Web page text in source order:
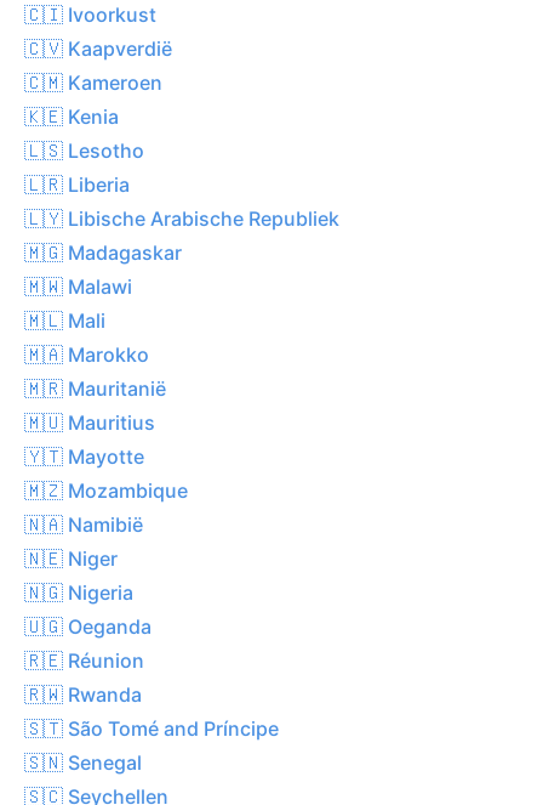
🇨🇮 Ivoorkust
🇨🇻 Kaapverdië
🇨🇲 Kameroen
🇰🇪 Kenia
🇱🇸 Lesotho
🇱🇷 Liberia
🇱🇾 Libische Arabische Republiek
🇲🇬 Madagaskar
🇲🇼 Malawi
🇲🇱 Mali
🇲🇦 Marokko
🇲🇷 Mauritanië
🇲🇺 Mauritius
🇾🇹 Mayotte
🇲🇿 Mozambique
🇳🇦 Namibië
🇳🇪 Niger
🇳🇬 Nigeria
🇺🇬 Oeganda
🇷🇪 Réunion
🇷🇼 Rwanda
🇸🇹 São Tomé and Príncipe
🇸🇳 Senegal
🇸🇨 Seychellen